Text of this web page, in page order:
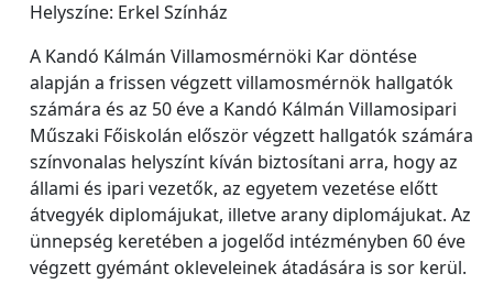
Helyszíne: Erkel Színház
A Kandó Kálmán Villamosmérnöki Kar döntése
alapján a frissen végzett villamosmérnök hallgatók
számára és az 50 éve a Kandó Kálmán Villamosipari
Műszaki Főiskolán először végzett hallgatók számára
színvonalas helyszínt kíván biztosítani arra, hogy az
állami és ipari vezetők, az egyetem vezetése előtt
átvegyék diplomájukat, illetve arany diplomájukat. Az
ünnepség keretében a jogelőd intézményben 60 éve
végzett gyémánt okleveleinek átadására is sor kerül.